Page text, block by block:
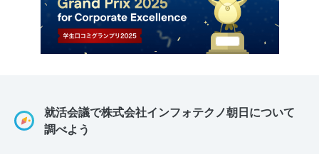
就活会議で株式会社インフォテクノ朝日について
調べよう